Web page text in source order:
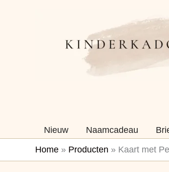
Nieuw Naamcadeau
Home » Producten » Kaart met